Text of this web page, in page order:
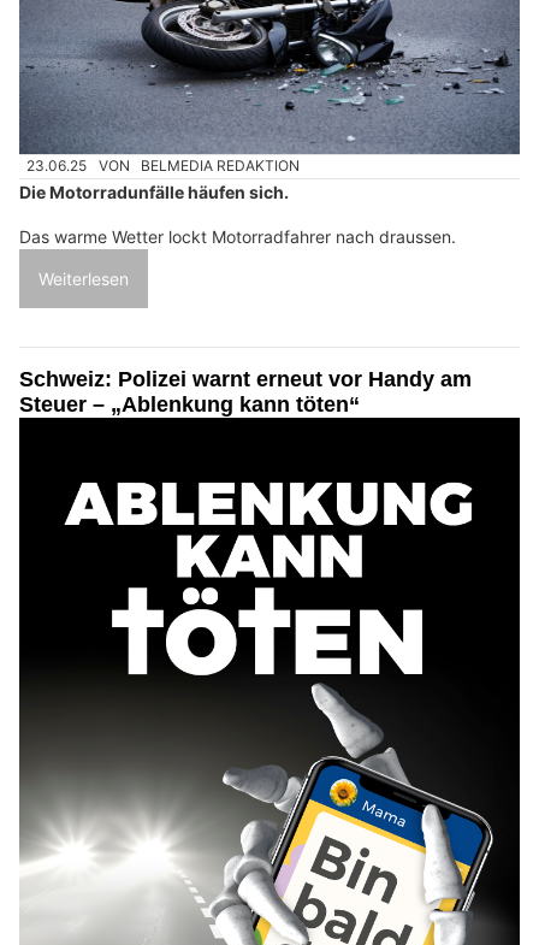
23.06.25 VON BELMEDIA REDAKTION
Die Motorradunfälle häufen sich.
Das warme Wetter lockt Motorradfahrer nach draussen.
Weiterlesen
Schweiz: Polizei warnt erneut vor Handy am
Steuer – „Ablenkung kann töten“